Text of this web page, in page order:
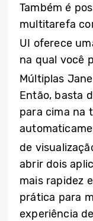
Também é
multitarefa
UI oferece
na qual você
Múltiplas
Então, basta
para cima na
de
abrir dois
mais rapidez
prática para
experiência